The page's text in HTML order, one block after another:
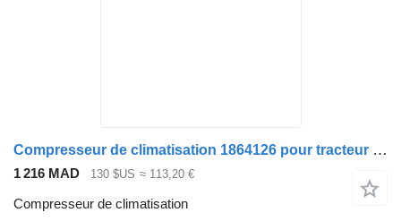
Compresseur de climatisation 1864126 pour tracteur routier DAF XF 105 CF 85
1 216 MAD 130 $US ≈ 113,20 €
Compresseur de climatisation